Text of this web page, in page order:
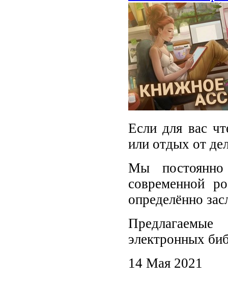
Если для вас
или отдых от
Мы постоянно
современной
определённо
электронных
14 Мая 2021